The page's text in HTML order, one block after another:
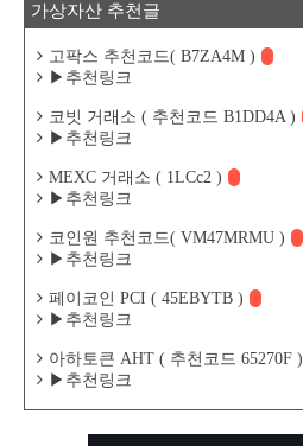
가상자산 추천글
고팍스 추천코드( B7ZA4M )
▶추천링크
코빗 거래소 ( 추천코드 B1DD4A )
▶추천링크
MEXC 거래소 ( 1LCc2 )
▶추천링크
코인원 추천코드( VM47MRMU )
▶추천링크
페이코인 PCI ( 45EBYTB )
▶추천링크
아하토큰 AHT ( 추천코드 65270F )
▶추천링크